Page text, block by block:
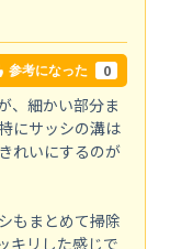
参考になった 0
、細かい部分ま
にサッシの溝は
れいにするのが
もまとめて掃除
キリした感じで